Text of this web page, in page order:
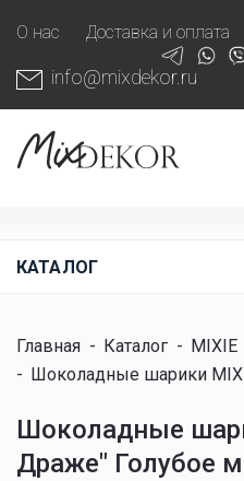
О нас Доставка и оплата
info@mixdekor.ru
КАТАЛОГ
Главная - Каталог - MIXIE
- Шоколадные шарики
Шоколадные
Драже" Голубое